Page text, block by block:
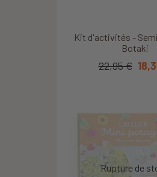
Kit d'activités -
Botaki
22,95 €